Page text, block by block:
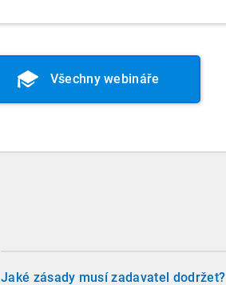
Všechny webináře
Jaké zásady musí zadavatel dodržet?